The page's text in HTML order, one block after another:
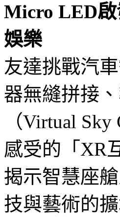
Micro LED啟
娛樂
友達挑戰汽
器無縫拼接
（Virtual
感受的「XR
揭示智慧座
技與藝術的